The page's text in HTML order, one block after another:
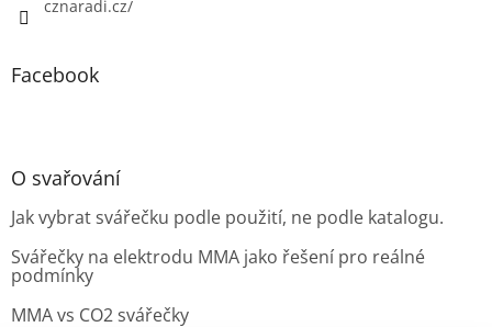
cznaradi.cz/
Facebook
O svařování
Jak vybrat svářečku podle použití, ne podle katalogu.
Svářečky na elektrodu MMA jako řešení pro reálné
podmínky
MMA vs CO2 svářečky